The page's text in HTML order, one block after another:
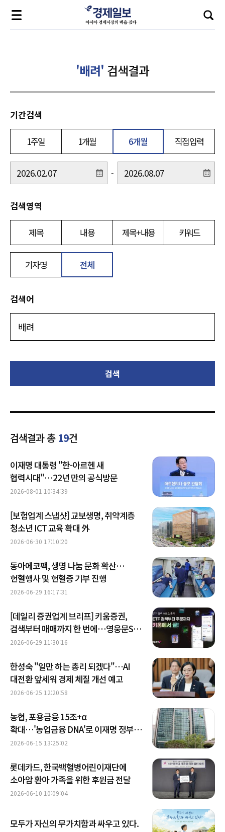
'배려' 검색결과
기간검색
1주일 1개월 6개월 직접입력
-
검색영역
제목 내용 제목+내용 키워드
기자명 전체
검색어
검색
검색결과 총 19건
이재명 대통령 "한-아르헨 새
협력시대"…22년 만의 공식방문
2026-08-01 10:34:39
[보험업계 스냅샷] 교보생명, 취약계층
청소년 ICT 교육 확대 外
2026-06-30 17:10:20
동아에코팩, 생명 나눔 문화 확산…
헌혈행사 및 헌혈증 기부 진행
2026-06-29 16:17:31
[데일리 증권업계 브리프] 키움증권,
검색부터 매매까지 한 번에…영웅문S#
'ETF 탐색 서비스' 개시 外
2026-06-29 11:30:16
한성숙 "일만 하는 총리 되겠다"…AI
대전환 앞세워 경제 체질 개선 예고
2026-06-25 12:20:58
농협, 포용금융 15조+α
확대…'농업금융 DNA'로 이재명 정부
금융기조 화답
2026-06-15 13:25:02
롯데카드, 한국백혈병어린이재단에
소아암 환아 가족을 위한 후원금 전달
2026-06-10 10:09:04
모두가 자신의 무가치함과 싸우고 있다.